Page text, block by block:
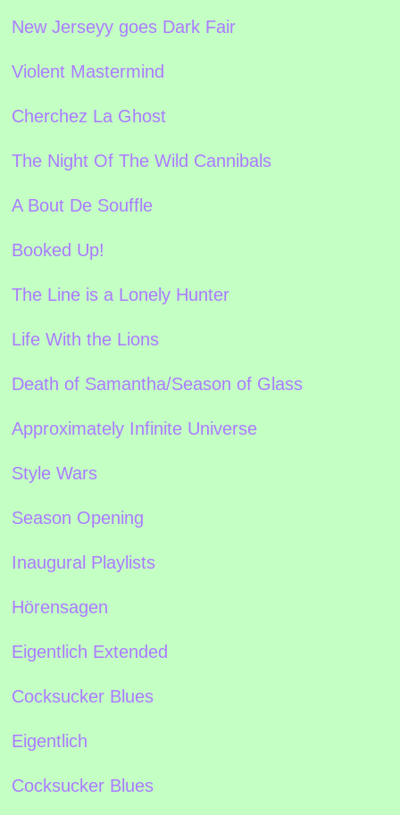
New Jerseyy goes Dark Fair
Violent Mastermind
Cherchez La Ghost
The Night Of The Wild Cannibals
A Bout De Souffle
Booked Up!
The Line is a Lonely Hunter
Life With the Lions
Death of Samantha/Season of Glass
Approximately Infinite Universe
Style Wars
Season Opening
Inaugural Playlists
Hörensagen
Eigentlich Extended
Cocksucker Blues
Eigentlich
Cocksucker Blues